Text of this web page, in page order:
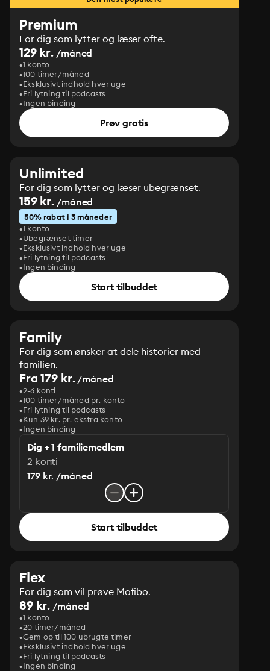
Premium
For dig som lytter og læser ofte.
129 kr. /måned
1 konto
100 timer/måned
Eksklusivt indhold hver uge
Fri lytning til podcasts
Ingen binding
Prøv gratis
Unlimited
For dig som lytter og læser ubegrænset.
159 kr. /måned
50% rabat i 3 måneder
1 konto
Ubegrænset timer
Eksklusivt indhold hver uge
Fri lytning til podcasts
Ingen binding
Start tilbuddet
Family
For dig som ønsker at dele historier med
familien.
Fra 179 kr./måned
2-6 konti
100 timer/måned pr. konto
Fri lytning til podcasts
Kun 39 kr. pr. ekstra konto
Ingen binding
Dig + 1 familiemedlem
2 konti
179 kr. /måned
Start tilbuddet
Flex
For dig som vil prøve Mofibo.
89 kr. /måned
1 konto
20 timer/måned
Gem op til 100 ubrugte timer
Eksklusivt indhold hver uge
Fri lytning til podcasts
Ingen binding